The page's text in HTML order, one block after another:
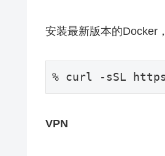
安装最新版本的Docker
% curl -sSL https
VPN